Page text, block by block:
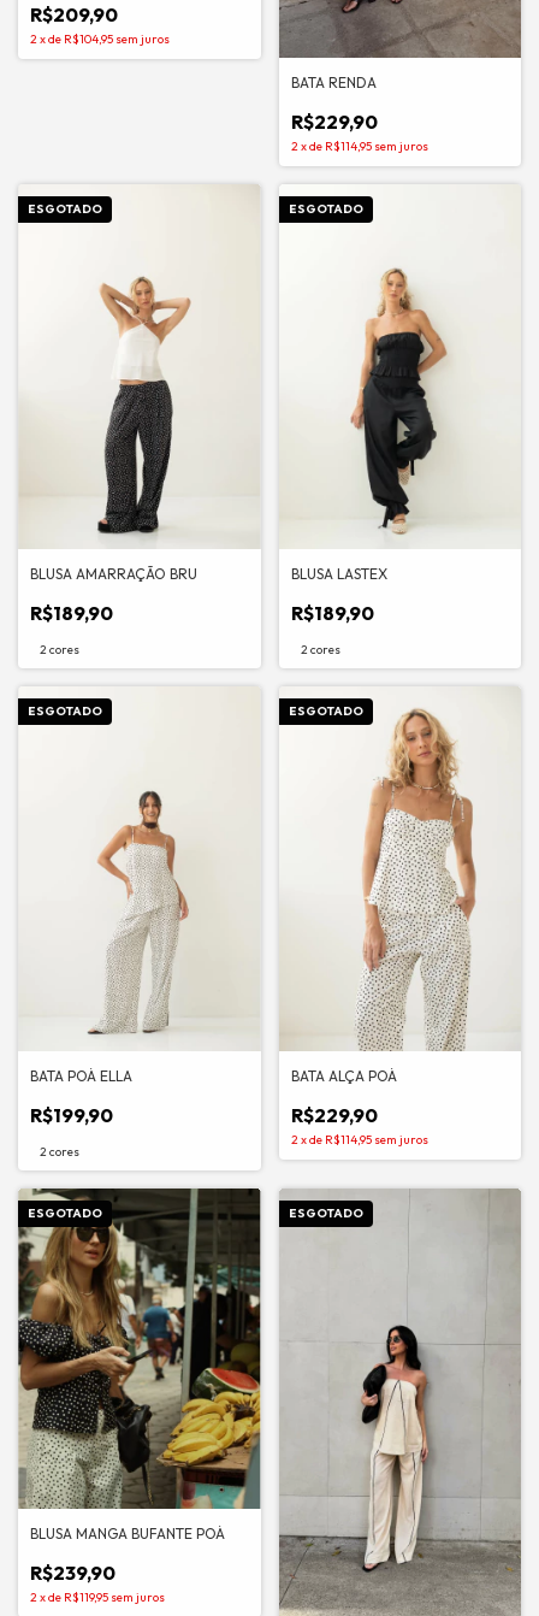
R$209,90
2xde R$104,95 sem juros
BATA RENDA
R$229,90
2xde R$114,95 sem juros
ESGOTADO
BLUSA AMARRAÇÃO BRU
R$189,90
2 cores
ESGOTADO
BLUSA LASTEX
R$189,90
2 cores
ESGOTADO
BATA POÁ ELLA
R$199,90
2 cores
ESGOTADO
BATA ALÇA POÁ
R$229,90
2xde R$114,95 sem juros
ESGOTADO
BLUSA MANGA BUFANTE POÁ
R$239,90
2xde R$119,95 sem juros
ESGOTADO